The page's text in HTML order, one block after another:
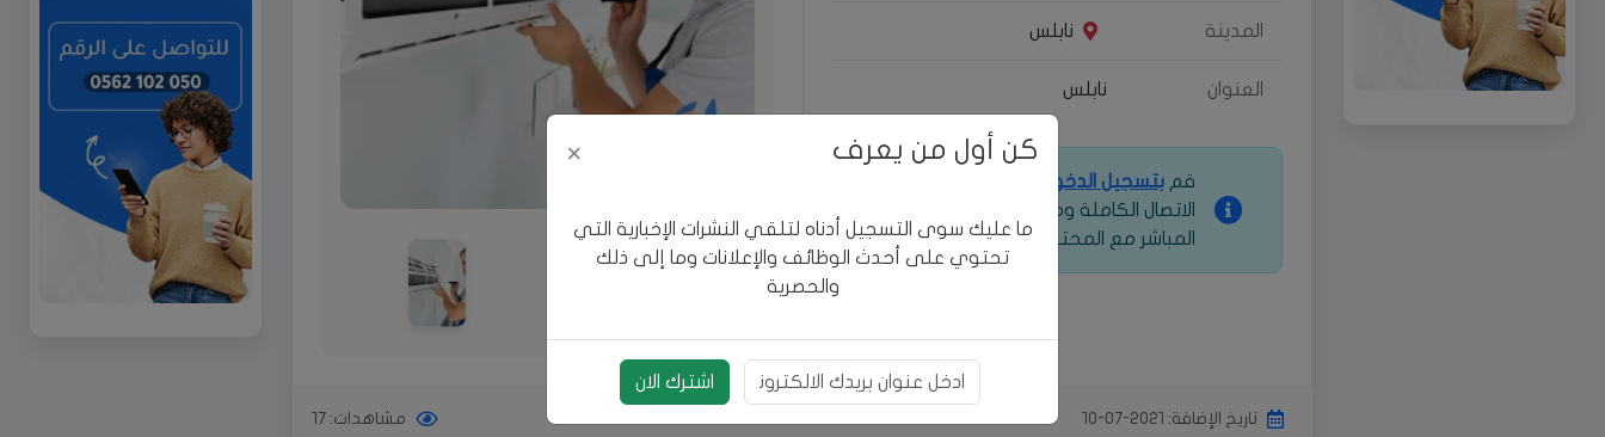
المدينة نابلس
العنوان نابلس
قم بتسجيل الدخول
الاتصال الكاملة ومعرفة طرق التواصل
المباشر مع المحترف.
تاريخ الإضافة: 2021-07-10 مشاهدات: 17
كن أول من يعرف ×
ما عليك سوى التسجيل أدناه لتلقي النشرات الإخبارية التي
تحتوي على أحدث الوظائف والإعلانات وما إلى ذلك
والحصرية
بريد الالكتروني اشترك الان